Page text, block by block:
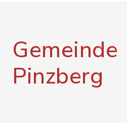
Gemeinde
Pinzberg